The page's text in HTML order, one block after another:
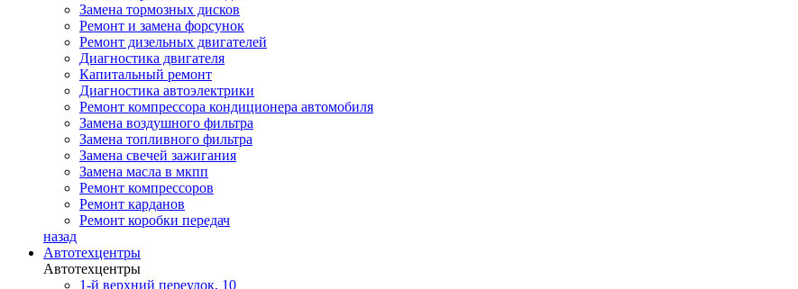
Замена тормозных дисков
Ремонт и замена форсунок
Ремонт дизельных двигателей
Диагностика двигателя
Капитальный ремонт
Диагностика автоэлектрики
Ремонт компрессора кондиционера автомобиля
Замена воздушного фильтра
Замена топливного фильтра
Замена свечей зажигания
Замена масла в мкпп
Ремонт компрессоров
Ремонт карданов
Ремонт коробки передач
назад
Автотехцентры
Автотехцентры
1-й верхний переулок, 10